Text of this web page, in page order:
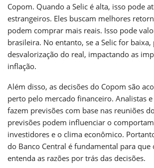
Copom. Quando a Selic é alta, isso pode
estrangeiros. Eles buscam melhores
podem comprar mais reais. Isso pode
brasileira. No entanto, se a Selic for
desvalorização do real, impactando as
inflação.
Além disso, as decisões do Copom são
perto pelo mercado financeiro. Analistas
fazem previsões com base nas reuniões
previsões podem influenciar o
investidores e o clima econômico.
do Banco Central é fundamental para que
entenda as razões por trás das decisões.